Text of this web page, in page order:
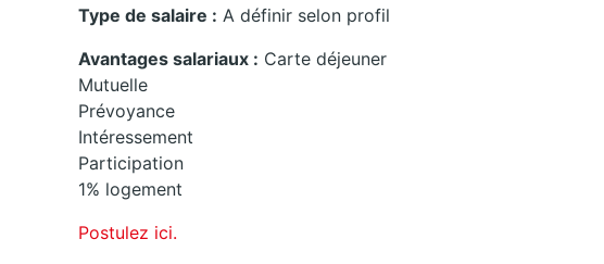
Type de salaire : A définir selon profil
Avantages salariaux : Carte déjeuner
Mutuelle
Prévoyance
Intéressement
Participation
1% logement
Postulez ici.